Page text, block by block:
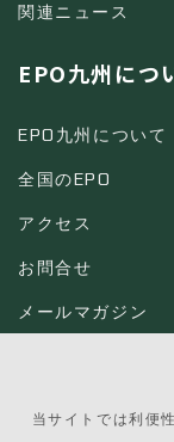
関連ニュース
EPO九州につ
EPO九州について
全国のEPO
アクセス
お問合せ
メールマガジン
当サイトでは利便